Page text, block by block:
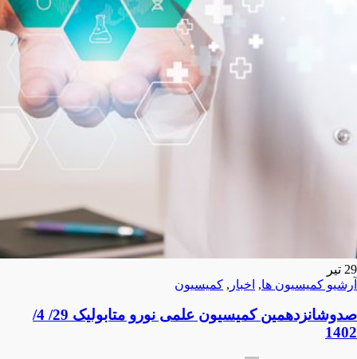
29 تیر
آرشیو کمیسیون ها, اخبار , کمیسیون
صدوشانزدهمین کمیسیون علمی نورو متابولیک 29/ 4/
1402